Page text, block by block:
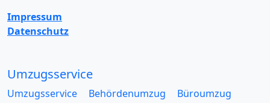
Impressum
Datenschutz
Umzugsservice
Umzugsservice Behördenumzug
Büroumzug